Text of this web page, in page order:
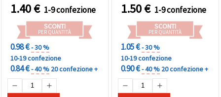
1.40€ 1-9 confezione
SCONTI
PER QUANTITÀ
0.98 €- 30 %
10-19 confezione
0.84 €- 40 % 20 confezione +
1.50€ 1-9 confezione
SCONTI
PER QUANTITÀ
1.05 €- 30 %
10-19 confezione
0.90 €- 40 % 20 confezione +